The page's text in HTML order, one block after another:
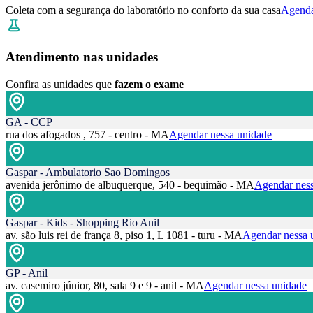
Coleta com a segurança do laboratório no conforto da sua casa
Atendimento nas unidades
Confira as unidades que fazem o exame
GA - CCP
rua dos afogados , 757 - centro - MAAgendar nessa unidade
Gaspar - Ambulatorio Sao Domingos
avenida jerônimo de albuquerque, 540 - bequimão - MAAgendar
Gaspar - Kids - Shopping Rio Anil
av. são luis rei de frança 8, piso 1, L 1081 - turu - MAAgendar nessa
GP - Anil
av. casemiro júnior, 80, sala 9 e 9 - anil - MAAgendar nessa unidade